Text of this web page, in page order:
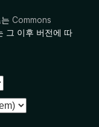
Commons
그 이후 버전에 따